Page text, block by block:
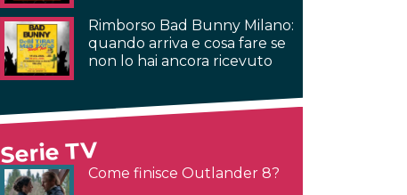
Rimborso Bad Bunny Milano:
quando arriva e cosa fare se
non lo hai ancora ricevuto
Serie TV
Come finisce Outlander 8?